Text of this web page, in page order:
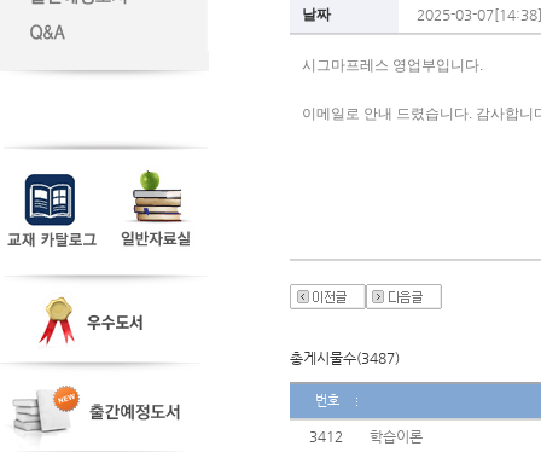
날짜 2025-03-07[14:38]
시그마프레스 영업부입니다.
이메일로 안내 드렸습니다. 감사합니
총게시물수(3487)
번호
3412
학습이론